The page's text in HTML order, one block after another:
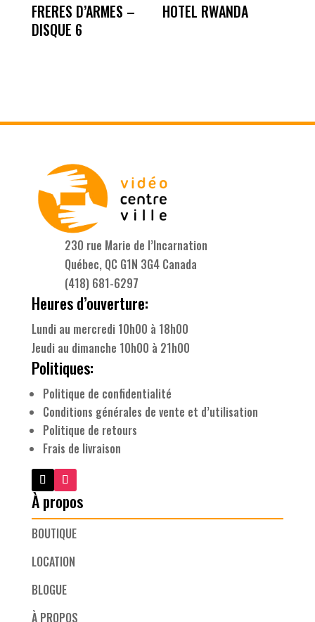
FRERES D’ARMES –
DISQUE 6
HOTEL RWANDA
230 rue Marie de l’Incarnation
Québec, QC G1N 3G4 Canada
(418) 681-6297
Heures d’ouverture:
Lundi au mercredi 10h00 à 18h00
Jeudi au dimanche 10h00 à 21h00
Politiques:
Politique de confidentialité
Conditions générales de vente et d’utilisation
Politique de retours
Frais de livraison
À propos
BOUTIQUE
LOCATION
BLOGUE
À PROPOS